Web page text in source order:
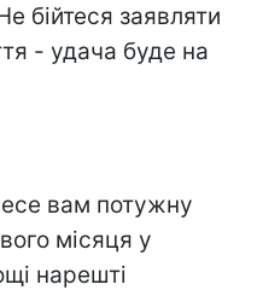
бійтеся заявляти
- удача буде на
вам потужну
місяця у
нарешті